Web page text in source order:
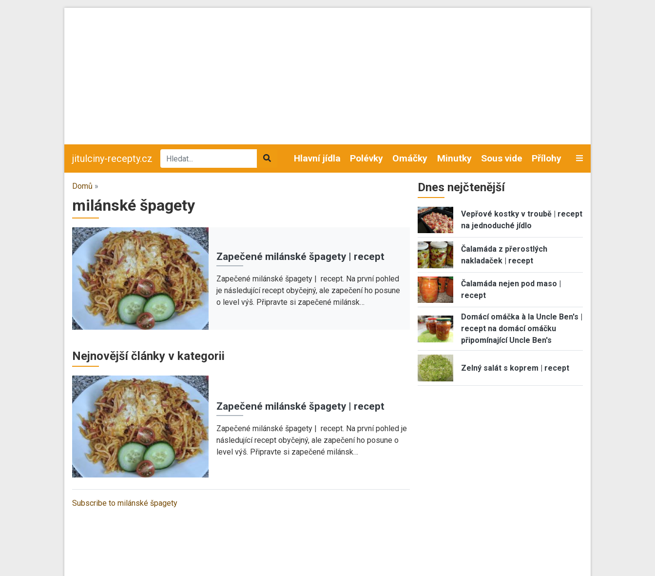
jitulciny-recepty.cz Hlavní jídla Polévky Omáčky Minutky Sous vide Přílohy
Domů »
milánské špagety
Zapečené milánské špagety | recept
Zapečené milánské špagety | recept. Na první pohled
je následující recept obyčejný, ale zapečení ho posune
o level výš. Připravte si zapečené milánsk…
Nejnovější články v kategorii
Zapečené milánské špagety | recept
Zapečené milánské špagety | recept. Na první pohled je
následující recept obyčejný, ale zapečení ho posune o
level výš. Připravte si zapečené milánsk…
Subscribe to milánské špagety
Dnes nejčtenější
Vepřové kostky v troubě | recept
na jednoduché jídlo
Čalamáda z přerostlých
nakladaček | recept
Čalamáda nejen pod maso |
recept
Domácí omáčka à la Uncle Ben's |
recept na domácí omáčku
připomínající Uncle Ben's
Zelný salát s koprem | recept